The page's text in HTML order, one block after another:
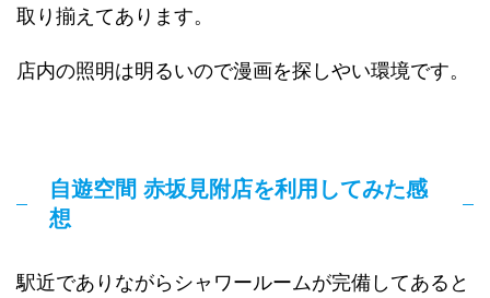
取り揃えてあります。
店内の照明は明るいので漫画を探しやい環境です。
自遊空間 赤坂見附店を利用してみた感
想
駅近でありながらシャワールームが完備してあると